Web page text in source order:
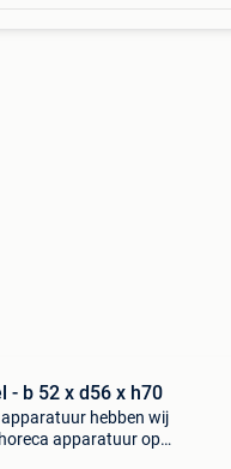
- b 52 x d56 x h70
hebben wij
apparatuur op